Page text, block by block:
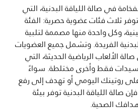
في صالة اللياقة البدنية، التي
ثلاث فئات عضوية حصرية: الفئة
وكل واحدة منها مصممة لتلبية
الفريدة. وتشمل جميع العضويات
الألعاب الرياضية الحديثة، التي
فقط وأخرى مختلطة. سواءً
روتينك اليومي أو تهدف إلى رفع
صالة اللياقة البدنية توفر بيئة
الصحية.